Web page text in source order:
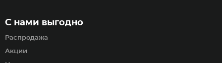
С нами выгодно
Распродажа
Акции